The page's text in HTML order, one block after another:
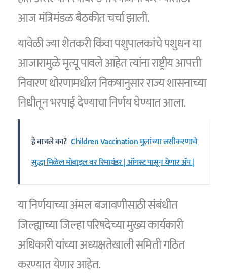
आज मंत्रिमंडळ बैठकीत चर्चा झाली.
यावेळी ज्या शेतकरी किंवा पशुपालकांचे पशुधन या
आजारामुळे मृत्यू पावले आहेत त्यांना राष्ट्रीय आपत्ती
निवारण धोरणामधील निकषानुसार राज्य शासनाच्या
निधीतून भरपाई देण्याचा निर्णय घेण्यात आला.
हे वाचले का? Children Vaccination मुलांच्या लसीकरणाचे
सुद्धा मिळेल मोबाइल वर रिमायंडर | ऑगस्ट पासून येणार ॲप |
या निर्णयाच्या अंमल बजावणीसाठी संबंधीत
जिल्ह्याच्या जिल्हा परिषदेच्या मुख्य कार्यकारी
अधिकारी यांच्या अध्यक्षतेखाली समिती गठित
करण्यात येणार आहेत.